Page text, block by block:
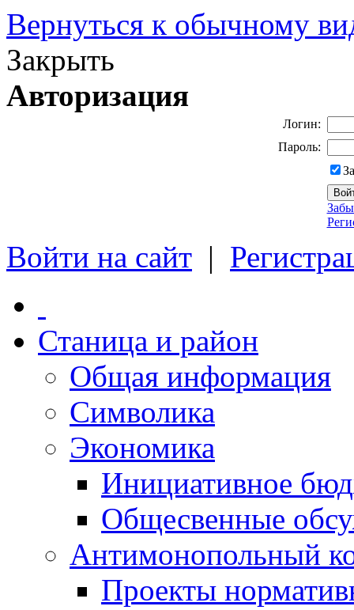
Вернуться к обычному
Закрыть
Авторизация
Логин:
Пароль:
Войти на сайт |
Станица и район
Общая информация
Символика
Экономика
Инициативное
Общесвенные
Антимонопольный
Проекты